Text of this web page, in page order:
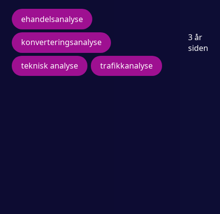
ehandelsanalyse
konverteringsanalyse
teknisk analyse trafikkanalyse
3 år
siden